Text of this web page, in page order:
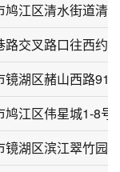
鸠江区清水街道清
路交叉路口往西约
镜湖区赭山西路91
鸠江区伟星城1-8号
镜湖区滨江翠竹园